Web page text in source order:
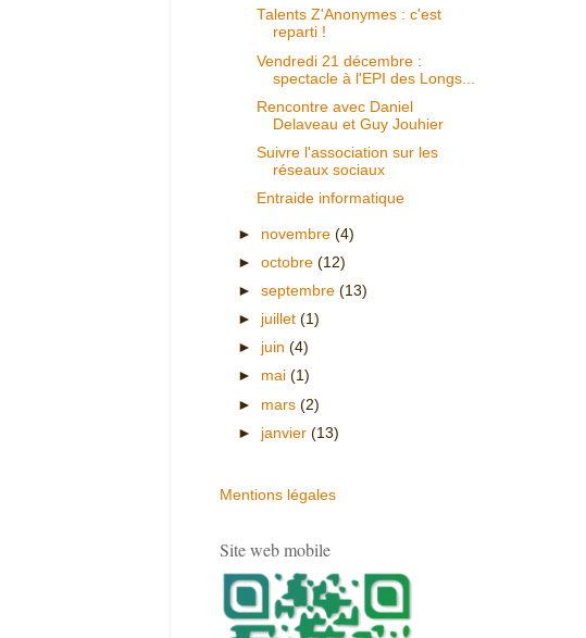
Talents Z'Anonymes : c'est
reparti !
Vendredi 21 décembre :
spectacle à l'EPI des Longs...
Rencontre avec Daniel
Delaveau et Guy Jouhier
Suivre l'association sur les
réseaux sociaux
Entraide informatique
► novembre(4)
►octobre(12)
►septembre(13)
► juillet(1)
► juin(4)
► mai(1)
► mars(2)
► janvier(13)
Mentions légales
Site web mobile